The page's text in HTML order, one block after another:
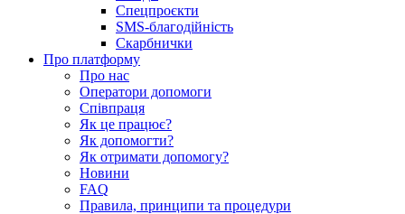
Спецпроєкти
SMS-благодійність
Скарбнички
Про платформу
Про нас
Оператори допомоги
Співпраця
Як це працює?
Як допомогти?
Як отримати допомогу?
Новини
FAQ
Правила, принципи та процедури